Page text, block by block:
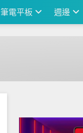
筆電平板 週邊